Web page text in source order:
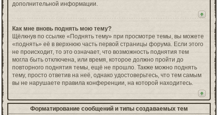
дополнительной информации.
Как мне вновь поднять мою тему?
Щёлкнув по ссылке «Поднять тему» при просмотре темы, вы можете
«поднять» её в верхнюю часть первой страницы форума. Если этого
не происходит, то это означает, что возможность поднятия тем
могла быть отключена, или время, которое должно пройти до
повторного поднятия темы, ещё не прошло. Также можно поднять
тему, просто ответив на неё, однако удостоверьтесь, что тем самым
вы не нарушаете правила конференции, на которой находитесь.
Форматирование сообщений и типы создаваемых тем